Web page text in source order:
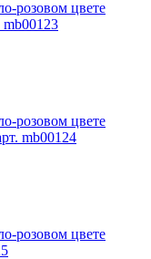
mb00123
mb00124